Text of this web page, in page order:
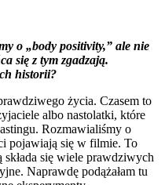
o „body positivity,” ale nie
się z tym zgadzają.
historii?
życia. Czasem to
albo nastolatki, które
Rozmawialiśmy o
pojawiają się w filmie. To
składa się wiele prawdziwych
Naprawdę podążałam tu